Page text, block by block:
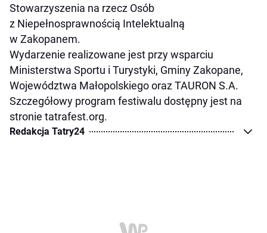
Stowarzyszenia na rzecz Osób
z Niepełnosprawnością Intelektualną
w Zakopanem.
Wydarzenie realizowane jest przy wsparciu
Ministerstwa Sportu i Turystyki, Gminy Zakopane,
Województwa Małopolskiego oraz TAURON S.A.
Szczegółowy program festiwalu dostępny jest na
stronie tatrafest.org.
Redakcja Tatry24